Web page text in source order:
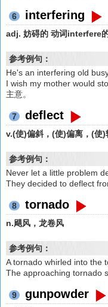
6 interfering
adj. 妨碍的 动词interfere
参考例句：
He's an interfering old
I wish my mother would
主意。
7 deflect
v.(使)偏斜，(使)偏离，(使)
参考例句：
Never let a little problem
They decided to deflect
8 tornado
n.飓风，龙卷风
参考例句：
A tornado whirled into the
The approaching tornado
9 gunpowder